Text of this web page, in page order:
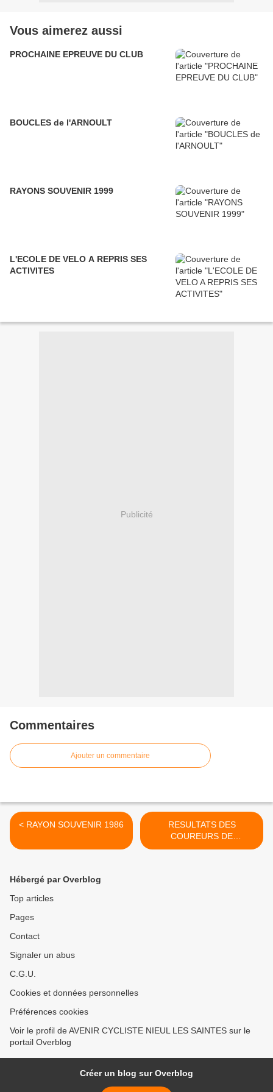
Vous aimerez aussi
PROCHAINE EPREUVE DU CLUB
BOUCLES de l'ARNOULT
RAYONS SOUVENIR 1999
L'ECOLE DE VELO A REPRIS SES
ACTIVITES
Publicité
Commentaires
Ajouter un commentaire
< RAYON SOUVENIR 1986
RESULTATS DES
COUREURS DE
CHARENTE-MARITIME >
Hébergé par Overblog
Top articles
Pages
Contact
Signaler un abus
C.G.U.
Cookies et données personnelles
Préférences cookies
Voir le profil de AVENIR CYCLISTE NIEUL LES SAINTES sur le
portail Overblog
Créer un blog sur Overblog